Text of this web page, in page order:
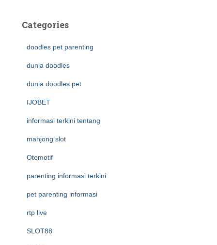
Categories
doodles pet parenting
dunia doodles
dunia doodles pet
IJOBET
informasi terkini tentang
mahjong slot
Otomotif
parenting informasi terkini
pet parenting informasi
rtp live
SLOT88